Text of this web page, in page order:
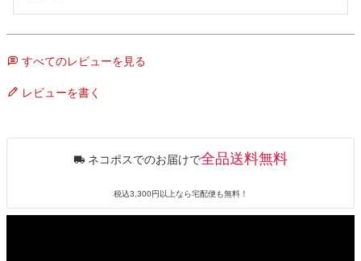
すべてのレビューを見る
レビューを書く
ネコポスでのお届けで全品送料無料
税込3,300円以上なら宅配便も無料！